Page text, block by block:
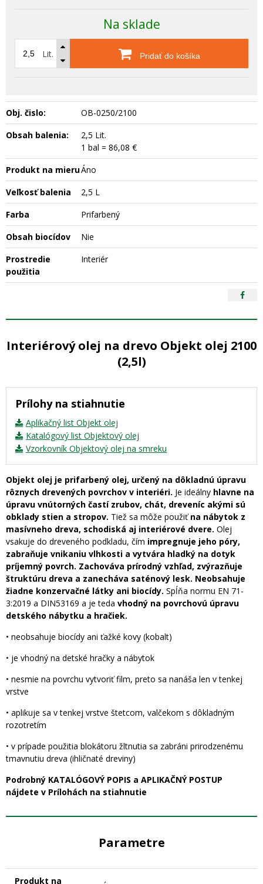
Na sklade
Lit. Pridať do košíka
Obj. čislo:
OB-0250/2100
Obsah balenia:
2,5 Lit.
1 bal = 86,08 €
Produkt na mieruÁno
Veľkosť balenia
2,5 L
Farba
Prifarbený
Obsah biocídov
Nie
Prostredie
použitia
Interiér
Interiérový olej na drevo Objekt olej 2100
(2,5l)
Prílohy na stiahnutie
Aplikačný list Objekt olej
Katalógový list Objektový olej
Vzorkovník Objektový olej na smreku
Objekt olej je prifarbený olej, určený na dôkladnú úpravu
rôznych drevených povrchov v interiéri. Je ideálny hlavne na
úpravu vnútorných častí zrubov, chát, dreveníc akými sú
obklady stien a stropov. Tiež sa môže použiťna nábytok z
masívneho dreva, schodiská aj interiérové dvere. Olej
vsakuje do dreveného podkladu, čím impregnuje jeho póry,
zabraňuje vnikaniu vlhkosti a vytvára hladký na dotyk
príjemný povrch. Zachováva prírodný vzhľad, zvýrazňuje
štruktúru dreva a zanecháva saténový lesk. Neobsahuje
žiadne konzervačné látky ani biocídy. Spĺňa normu EN 71-
3:2019 a DIN53169 a je teda vhodný na povrchovú úpravu
detského nábytku a hračiek.
• neobsahuje biocídy ani ťažké kovy (kobalt)
• je vhodný na detské hračky a nábytok
• nesmie na povrchu vytvoriť film, preto sa nanáša len v tenkej
vrstve
• aplikuje sa v tenkej vrstve štetcom, valčekom s dôkladným
rozotretím
• v prípade použitia blokátoru žltnutia sa zabráni prirodzenému
tmavnutiu dreva (ihličnaté dreviny)
Podrobný KATALÓGOVÝ POPIS a APLIKAČNÝ POSTUP
nájdete v Prílohách na stiahnutie
Parametre
Produkt na